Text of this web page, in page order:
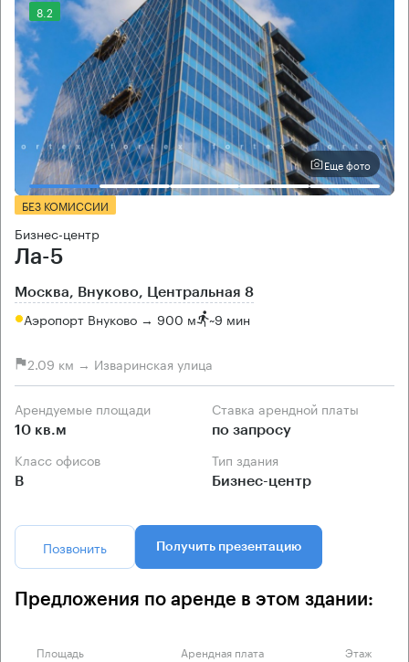
8.2
Еще фото
БЕЗ КОМИССИИ
Бизнес-центр
Ла-5
Москва, Внуково, Центральная 8
Аэропорт Внуково → 900 м ~9 мин
2.09 км → Изваринская улица
Арендуемые площади
10 кв.м
Ставка арендной платы
по запросу
Класс офисов
B
Тип здания
Бизнес-центр
Позвонить Получить презентацию
Предложения по аренде в этом здании:
Площадь Арендная плата Этаж